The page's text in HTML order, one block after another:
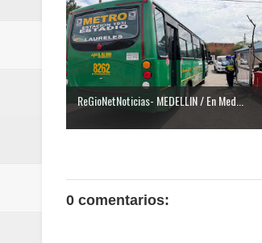
ReGioNetNoticias- MEDELLIN / En Med...
0 comentarios: